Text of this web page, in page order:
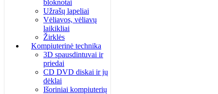
bloknotai
Užrašų lapeliai
Vėliavos, vėliavų
laikikliai
Žirklės
Kompiuterinė technika
3D spausdintuvai ir
priedai
CD DVD diskai ir jų
dėklai
Išoriniai kompiuterių